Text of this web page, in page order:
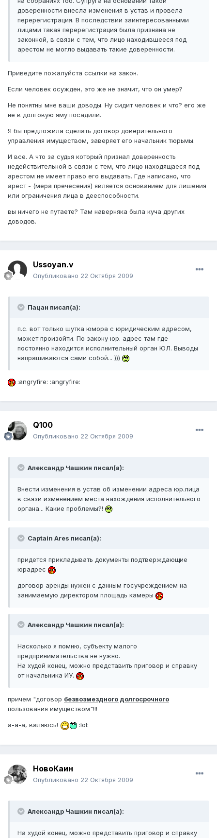
доверенности внесла изменения в устав и провела
перерегистрация. В последствии заинтересованными
лицами такая перерегистрация была признана не
законной, в связи с тем, что лицо находившееся под
арестом не могло выдавать такие доверенности.
Приведите пожалуйста ссылки на закон.
Если человек осужден, это же не значит, что он умер?
Не понятны мне ваши доводы. Ну сидит человек и что? его же
не в долговую яму посадили.
Я бы предложила сделать договор доверительного
управления имуществом, заверяет его начальник тюрьмы.
И все. А что за судья который признал доверенность
недействительной в связи с тем, что лицо находящаеся под
арестом не имеет право его выдавать. Где написано, что
арест - (мера пречесения) является основанием для лишения
или ограничения лица в дееспособности.
вы ничего не путаете? Там наверняка была куча других
доводов.
Ussoyan.v
Опубликовано 22 Октября 2009
Пацан писал(а):
п.с. вот только шутка юмора с юридическим адресом,
может произойти. По закону юр. адрес там где
постоянно находится исполнительный орган ЮЛ. Выводы
напрашиваются сами собой... )))
:angryfire: :angryfire:
Q100
Опубликовано 22 Октября 2009
Александр Чашкин писал(а):
Внести изменения в устав об изменении адреса юр.лица
в связи изменением места нахождения исполнительного
органа... Какие проблемы?!
Captain Ares писал(а):
придется прикладывать документы подтверждающие
юрадрес
договор аренды нужен с данным госучреждением на
занимаемую директором площадь камеры
Александр Чашкин писал(а):
Насколько я помню, субъекту малого
предпринимательства не нужно.
На худой конец, можно представить приговор и справку
от начальника ИУ.
причем "договор безвозмездного долгосрочного
пользования имуществом"!!!
а-а-а, валяюсь! :lol:
НовоКаин
Опубликовано 22 Октября 2009
Александр Чашкин писал(а):
На худой конец, можно представить приговор и справку